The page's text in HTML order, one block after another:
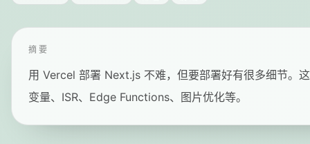
摘要
用 Vercel 部署 Next.js 不难，但要部署好有很多细节。
变量、ISR、Edge Functions、图片优化等。